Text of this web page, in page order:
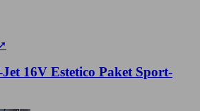
16V Estetico Paket Sport-